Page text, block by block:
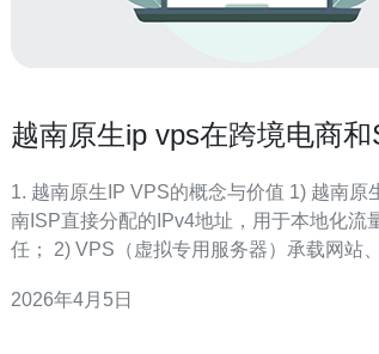
越南原生ip vps在跨境电商和
1. 越南原生IP VPS的概念与价值 1) 越南原
南ISP直接分配的IPv4地址，用于本地化流
任； 2) VPS（虚拟专用服务器）承载网站
3) 原生IP比CDN或代理的共享IP更能获得本
2026年4月5日